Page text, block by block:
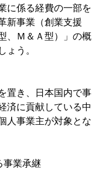
に係る経費の一部を
新事業（創業支援
、Ｍ＆Ａ型）」の概
ょう。
置き、日本国内で事
済に貢献している中
人事業主が対象とな
事業承継